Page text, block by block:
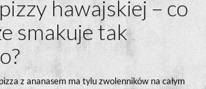
hawajskiej – co
smakuje tak
z ananasem ma tylu zwolenników na całym